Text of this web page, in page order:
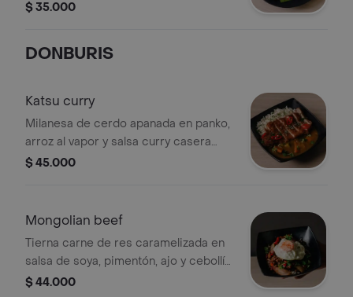
artesanal y un toque de cebollín.
$ 35.000
DONBURIS
Katsu curry
Milanesa de cerdo apanada en panko,
arroz al vapor y salsa curry casera
con vegetales
$ 45.000
Mongolian beef
Tierna carne de res caramelizada en
salsa de soya, pimentón, ajo y cebollín,
servida sobre arroz blanco
$ 44.000